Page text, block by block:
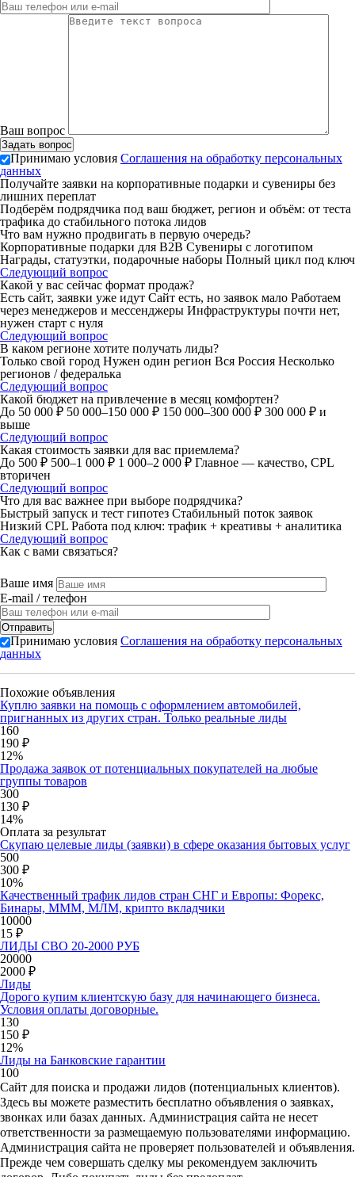
Ваш вопрос
Принимаю условия Соглашения на обработку персональных
данных
Получайте заявки на корпоративные подарки и сувениры без
лишних переплат
Подберём подрядчика под ваш бюджет, регион и объём: от теста
трафика до стабильного потока лидов
Что вам нужно продвигать в первую очередь?
Корпоративные подарки для B2B Сувениры с логотипом
Награды, статуэтки, подарочные наборы Полный цикл под ключ
Следующий вопрос
Какой у вас сейчас формат продаж?
Есть сайт, заявки уже идут Сайт есть, но заявок мало Работаем
через менеджеров и мессенджеры Инфраструктуры почти нет,
нужен старт с нуля
Следующий вопрос
В каком регионе хотите получать лиды?
Только свой город Нужен один регион Вся Россия Несколько
регионов / федералька
Следующий вопрос
Какой бюджет на привлечение в месяц комфортен?
До 50 000 ₽ 50 000–150 000 ₽ 150 000–300 000 ₽ 300 000 ₽ и
выше
Следующий вопрос
Какая стоимость заявки для вас приемлема?
До 500 ₽ 500–1 000 ₽ 1 000–2 000 ₽ Главное — качество, CPL
вторичен
Следующий вопрос
Что для вас важнее при выборе подрядчика?
Быстрый запуск и тест гипотез Стабильный поток заявок
Низкий CPL Работа под ключ: трафик + креативы + аналитика
Следующий вопрос
Как с вами связаться?
Ваше имя
E-mail / телефон
Принимаю условия Соглашения на обработку персональных
данных
Похожие объявления
Куплю заявки на помощь с оформлением автомобилей,
пригнанных из других стран. Только реальные лиды
160
190 ₽
12%
Продажа заявок от потенциальных покупателей на любые
группы товаров
300
130 ₽
14%
Оплата за результат
Скупаю целевые лиды (заявки) в сфере оказания бытовых услуг
500
300 ₽
10%
Качественный трафик лидов стран СНГ и Европы: Форекс,
Бинары, МММ, МЛМ, крипто вкладчики
10000
15 ₽
ЛИДЫ СВО 20-2000 РУБ
20000
2000 ₽
Лиды
Дорого купим клиентскую базу для начинающего бизнеса.
Условия оплаты договорные.
130
150 ₽
12%
Лиды на Банковские гарантии
100
Сайт для поиска и продажи лидов (потенциальных клиентов).
Здесь вы можете разместить бесплатно объявления о заявках,
звонках или базах данных. Администрация сайта не несет
ответственности за размещаемую пользователями информацию.
Администрация сайта не проверяет пользователей и объявления.
Прежде чем совершать сделку мы рекомендуем заключить